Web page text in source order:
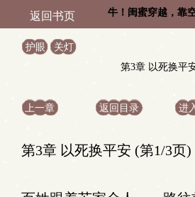
返回书页 牛！闺蜜穿越，靠
护眼 关灯
第3章 以死换平
上一章 返回目录 进
第3章 以死换平安 (第1/3页)